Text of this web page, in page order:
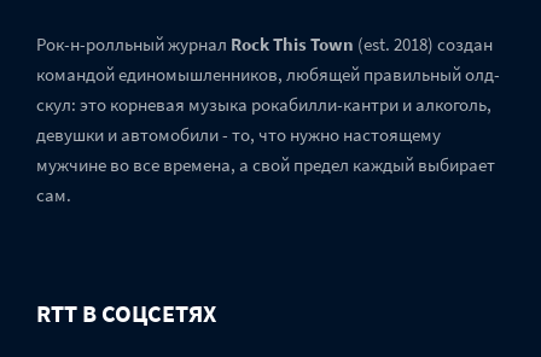
Рок-н-ролльный журнал Rock This Town (est. 2018) создан
командой единомышленников, любящей правильный олд-
скул: это корневая музыка рокабилли-кантри и алкоголь,
девушки и автомобили - то, что нужно настоящему
мужчине во все времена, а свой предел каждый выбирает
сам.
RTT В СОЦСЕТЯХ